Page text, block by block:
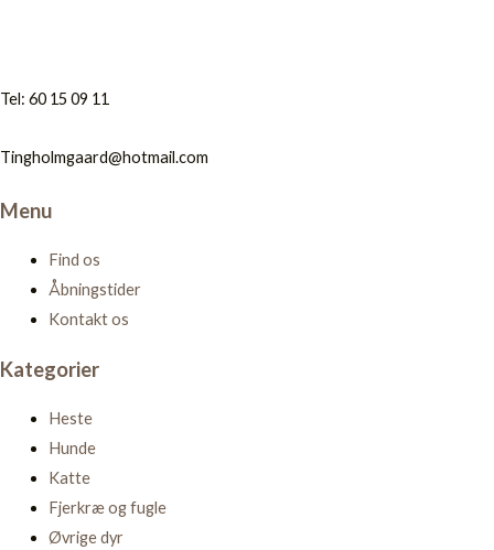
Tel: 60 15 09 11
Tingholmgaard@hotmail.com
Menu
Find os
Åbningstider
Kontakt os
Kategorier
Heste
Hunde
Katte
Fjerkræ og fugle
Øvrige dyr